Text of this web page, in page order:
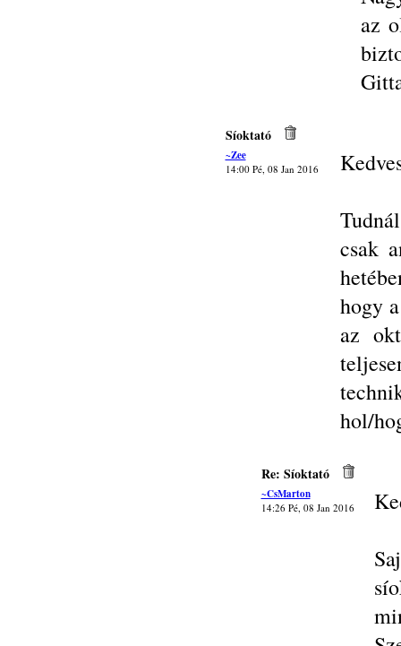
az
Síoktató
~Zee
14:00 Pé, 08 Jan 2016
csak
hogy
az
hol/
Re: Síoktató
~CsMarton
14:26 Pé, 08 Jan 2016